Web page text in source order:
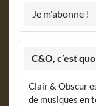
C&O, c’est
Clair & Obscur
de musiques en